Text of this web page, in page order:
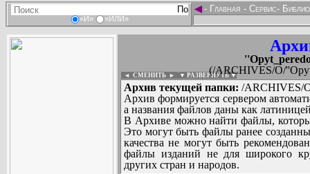
«И» «ИЛИ»
◄- Главная - Сервис-
(/ARCHIVES/O/
◄ СМЕНИТЬ ► ▼ РАЗВЕРНУТЬ ▼
Архив текущей папки: /ARCHIVES/
Архив формируется сервером
а названия файлов даны как
В Архиве можно найти файлы,
Это могут быть файлы ранее
качества не могут быть
файлы изданий не для широкого
других стран и народов.